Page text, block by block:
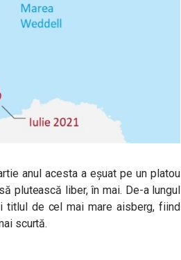
anul acesta a eșuat pe un platou
plutească liber, în mai. De-a lungul
titlul de cel mai mare aisberg, fiind
scurtă.